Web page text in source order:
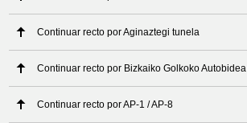
Continuar recto por Aginaztegi tunela
Continuar recto por Bizkaiko Golkoko Autobidea
Continuar recto por AP-1 / AP-8